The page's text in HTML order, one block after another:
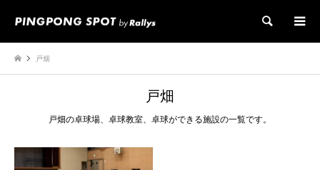
検索
戸畑
戸畑
戸畑の卓球場、卓球教室、卓球ができる施設の一覧です。